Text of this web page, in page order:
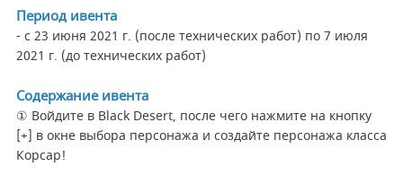
Период ивента
- с 23 июня 2021 г. (после технических работ) по 7 июля
2021 г. (до технических работ)
Содержание ивента
① Войдите в Black Desert, после чего нажмите на кнопку
[+] в окне выбора персонажа и создайте персонажа класса
Корсар!